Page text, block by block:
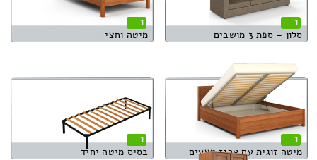
1
סלון – ספת 3 מושבים
1
מיטה וחצי
1
מיטה זוגית עם ארגז מצעים
1
בסיס מיטה יחיד